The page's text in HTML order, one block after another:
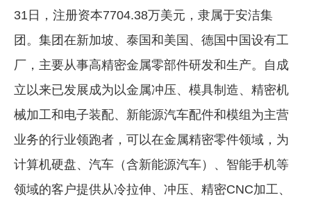
31日，注册资本7704.38万美元，隶属于安洁集
团。集团在新加坡、泰国和美国、德国中国设有工
厂，主要从事高精密金属零部件研发和生产。自成
立以来已发展成为以金属冲压、模具制造、精密机
械加工和电子装配、新能源汽车配件和模组为主营
业务的行业领跑者，可以在金属精密零件领域，为
计算机硬盘、汽车（含新能源汽车）、智能手机等
领域的客户提供从冷拉伸、冲压、精密CNC加工、